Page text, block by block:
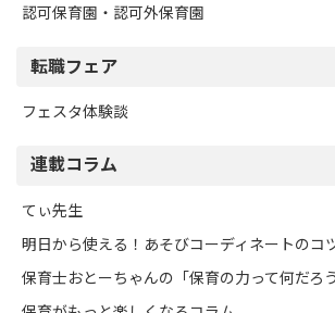
認可保育園・認可外保育園
転職フェア
フェスタ体験談
連載コラム
てぃ先生
明日から使える！あそびコーディネートのコ
保育士おとーちゃんの「保育の力って何だろう